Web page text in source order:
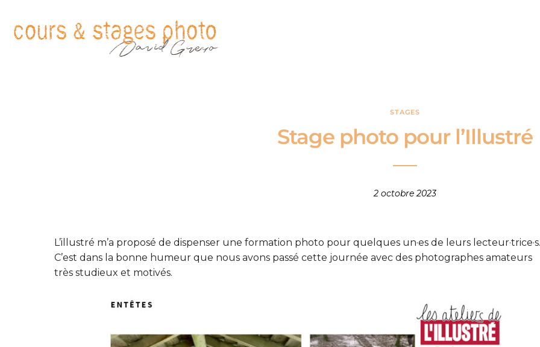
STAGES
Stage photo pour l’Illustré
2 octobre 2023
L’illustré m’a proposé de dispenser une formation photo pour quelques un·es de leurs lecteur·trice·s.
C’est dans la bonne humeur que nous avons passé cette journée avec des photographes amateurs
très studieux et motivés.